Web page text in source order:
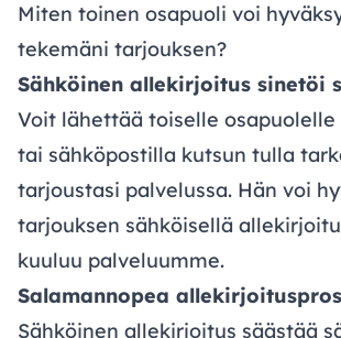
Miten toinen osapuoli voi
tekemäni tarjouksen?
Sähköinen allekirjoitus sinetöi
Voit lähettää toiselle
tai sähköpostilla kutsun tulla
tarjoustasi palvelussa. Hän voi
tarjouksen sähköisellä
kuuluu palveluumme.
Salamannopea
Sähköinen allekirjoitus säästää